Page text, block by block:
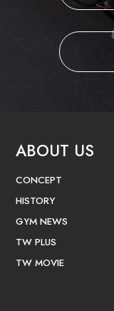
ABOUT US
CONCEPT
HISTORY
GYM NEWS
TW PLUS
TW MOVIE